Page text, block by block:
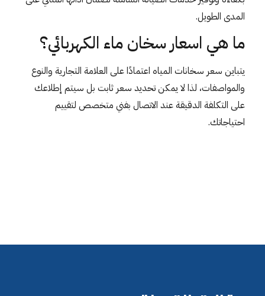
المدى الطويل.
ما هي اسعار سخان ماء الكهربائي؟
يتباين سعر سخانات المياه اعتمادًا على العلامة التجارية والنوع
والمواصفات، لذا لا يمكن تحديد سعر ثابت بل سيتم إطلاعك
على التكلفة الدقيقة عند الاتصال بفني متخصص لتقييم
احتياجاتك.